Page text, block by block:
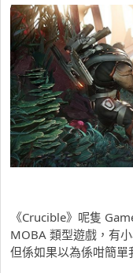
《Crucible》呢隻
MOBA 類型遊戲，有
但係如果以為係咁簡單